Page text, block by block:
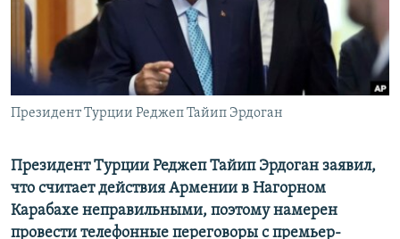
Հայերեն
English
Русский
Президент Турции Реджеп Тайип Эрдоган
Президент Турции Реджеп Тайип Эрдоган заявил,
что считает действия Армении в Нагорном
Карабахе неправильными, поэтому намерен
провести телефонные переговоры с премьер-